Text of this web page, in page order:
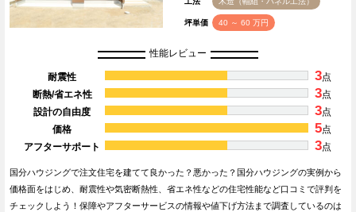
坪単価 40 ～ 60 万円
性能レビュー
耐震性 3点
断熱/省エネ性
3点
設計の自由度
3点
価格
5点
アフターサポート
3点
国分ハウジングで注文住宅を建てて良かった？悪かった？国分ハウジングの実例から
価格面をはじめ、耐震性や気密断熱性、省エネ性などの住宅性能など口コミで評判を
チェックしよう！保障やアフターサービスの情報や値下げ方法まで調査しているのは